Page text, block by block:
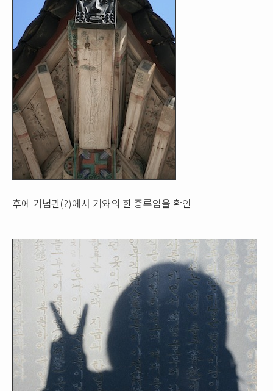
후에 기념관(?)에서 기와의 한 종류임을 확인